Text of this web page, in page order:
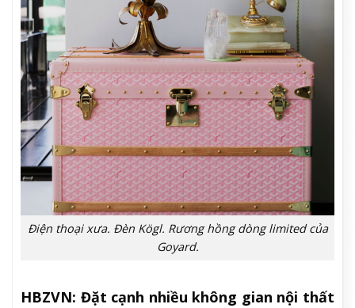
Điện thoại xưa. Đèn Kögl. Rương hồng dòng limited của
Goyard.
HBZVN: Đặt cạnh nhiều không gian nội thất